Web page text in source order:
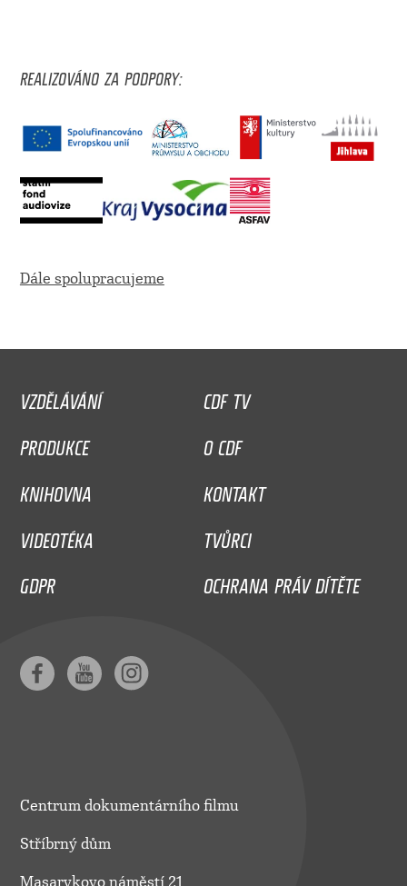
REALIZOVÁNO ZA PODPORY:
Dále spolupracujeme
VZDĚLÁVÁNÍ
CDF TV
PRODUKCE
O CDF
KNIHOVNA
KONTAKT
VIDEOTÉKA
TVŮRCI
GDPR
OCHRANA PRÁV DÍTĚTE
Centrum dokumentárního filmu
Stříbrný dům
Masarykovo náměstí 21